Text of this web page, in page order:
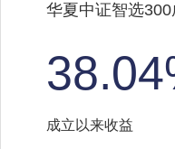
华夏中证智选
成立以来收益